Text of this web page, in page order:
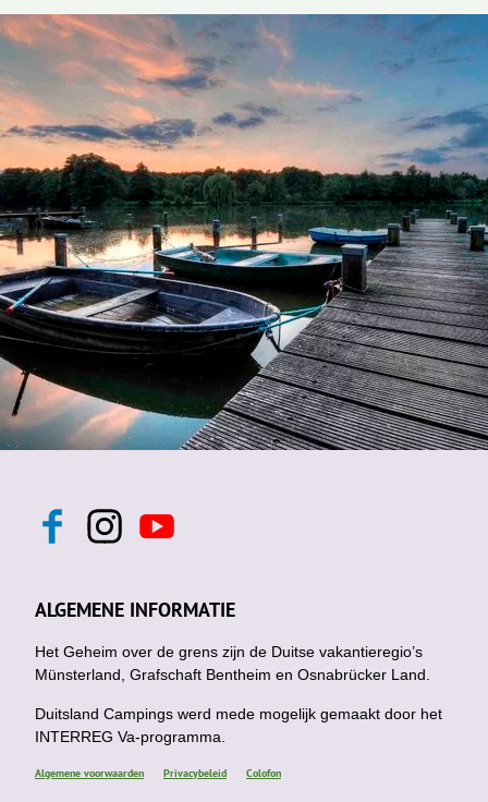
F
b
o
k
I
n
a
g
a
m
Y
o
u
b
ALGEMENE INFORMATIE
Het Geheim over de grens zijn de Duitse vakantieregio’s
Münsterland, Grafschaft Bentheim en Osnabrücker Land.
Duitsland Campings werd mede mogelijk gemaakt door het
INTERREG Va-programma.
Algemene voorwaarden Privacybeleid Colofon